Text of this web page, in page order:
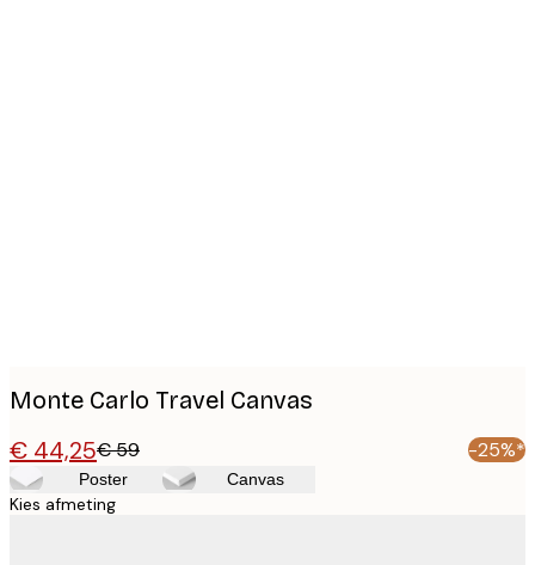
Monte Carlo Travel Canvas
€ 44,25€ 59 -25%*
Poster Canvas
Kies afmeting